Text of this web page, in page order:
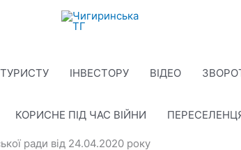
ТУРИСТУ ІНВЕСТОРУ ВІДЕО
КОРИСНЕ ПІД ЧАС ВІЙНИ
ради від 24.04.2020 року